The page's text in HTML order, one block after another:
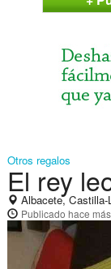
Otros regalos
El rey
Albacete,
Publicado hace